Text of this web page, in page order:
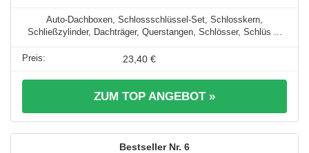
Auto-Dachboxen, Schlossschlüssel-Set, Schlosskern,
Schließzylinder, Dachträger, Querstangen, Schlösser, Schlüs ...
23,40 €
ZUM TOP ANGEBOT »
6